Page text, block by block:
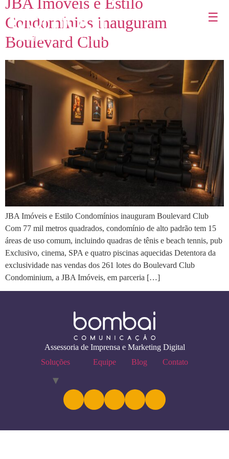
☰
Condomínios inauguram
Boulevard Club
JBA Imóveis e Estilo Condomínios inauguram Boulevard Club
Com 77 mil metros quadrados, condomínio de alto padrão tem 15
áreas de uso comum, incluindo quadras de tênis e beach tennis, pub
Exclusivo, cinema, SPA e quatro piscinas aquecidas Detentora da
exclusividade nas vendas dos 261 lotes do Boulevard Club
Condominium, a JBA Imóveis, em parceria […]
Assessoria de Imprensa e Marketing Digital
Soluções
Equipe Blog Contato